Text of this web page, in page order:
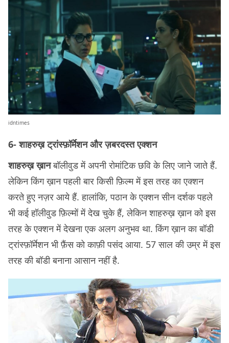
idntimes
6- शाहरुख़ ट्रांस्फ़ॉर्मेशन और ज़बरदस्त एक्शन
शाहरुख़ ख़ानबॉलीवुड में अपनी रोमांटिक छवि के लिए जाने जाते हैं.
लेकिन किंग ख़ान पहली बार किसी फ़िल्म में इस तरह का एक्शन
करते हुए नज़र आये हैं. हालांकि, पठान के एक्शन सीन दर्शक पहले
भी कई हॉलीवुड फ़िल्मों में देख चुके हैं, लेकिन शाहरुख़ ख़ान को इस
तरह के एक्शन में देखना एक अलग अनुभव था. किंग ख़ान का बॉडी
ट्रांस्फ़ॉर्मेशन भी फ़ैंस को काफ़ी पसंद आया. 57 साल की उम्र में इस
तरह की बॉडी बनाना आसान नहीं है.